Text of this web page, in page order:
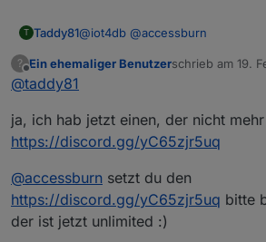
Post ein
T Taddy81@iot4db @accessburn
Ich bekomme die Meldung,
?
Offline
Ein ehemaliger Benutzerschrieb am 19.
zuletzt editiert
@taddy81
ja, ich hab jetzt einen, der nicht
https://discord.gg/yC65zjr5uq
@accessburn setzt du den
https://discord.gg/yC65zjr5uq bitte
der ist jetzt unlimited :)